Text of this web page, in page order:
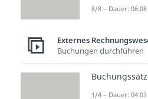
Aufwands-
Kosten
8/8 – Dauer: 06:08
Externes
Buchungen durchführen
1/4 – Dauer: 04:03